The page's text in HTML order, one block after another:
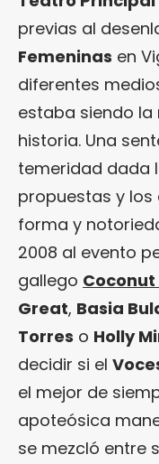
previas al
Femeninas en
diferentes
estaba siendo
historia. Una
temeridad dada
propuestas y
forma y
2008 al evento
gallego
Great, Basia
Torres o Holly
decidir si el
el mejor de
apoteósica
se mezcló entre